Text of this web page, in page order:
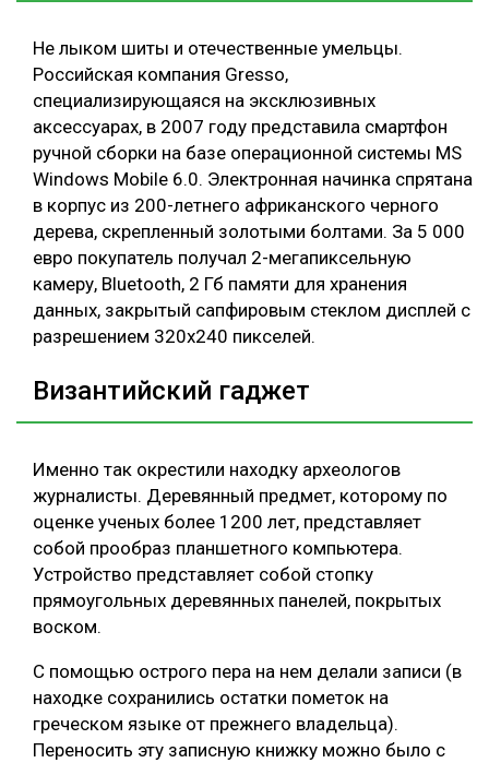
Не лыком шиты и отечественные умельцы.
Российская компания Gresso,
специализирующаяся на эксклюзивных
аксессуарах, в 2007 году представила смартфон
ручной сборки на базе операционной системы MS
Windows Mobile 6.0. Электронная начинка спрятана
в корпус из 200-летнего африканского черного
дерева, скрепленный золотыми болтами. За 5 000
евро покупатель получал 2-мегапиксельную
камеру, Bluetooth, 2 Гб памяти для хранения
данных, закрытый сапфировым стеклом дисплей с
разрешением 320х240 пикселей.
Византийский гаджет
Именно так окрестили находку археологов
журналисты. Деревянный предмет, которому по
оценке ученых более 1200 лет, представляет
собой прообраз планшетного компьютера.
Устройство представляет собой стопку
прямоугольных деревянных панелей, покрытых
воском.
С помощью острого пера на нем делали записи (в
находке сохранились остатки пометок на
греческом языке от прежнего владельца).
Переносить эту записную книжку можно было с